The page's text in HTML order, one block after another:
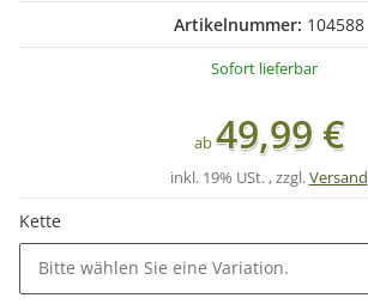
Artikelnummer: 104588
Sofort lieferbar
ab49,99 €
inkl. 19% USt. , zzgl.Versand
Kette
Bitte wählen Sie eine Variation.